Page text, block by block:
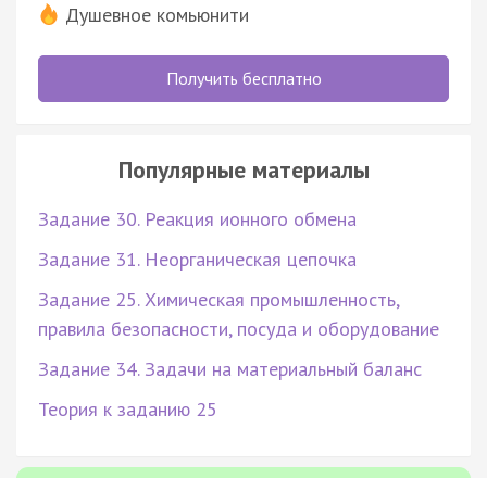
Душевное комьюнити
Получить бесплатно
Популярные материалы
Задание 30. Реакция ионного обмена
Задание 31. Неорганическая цепочка
Задание 25. Химическая промышленность,
правила безопасности, посуда и оборудование
Задание 34. Задачи на материальный баланс
Теория к заданию 25